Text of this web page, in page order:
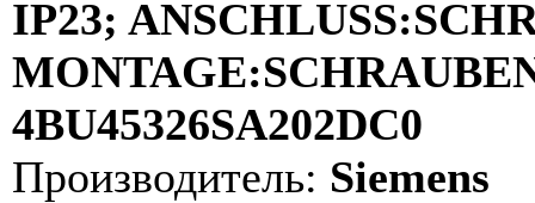
IP23;
4BU45326SA202DC0
Производитель: Siemens